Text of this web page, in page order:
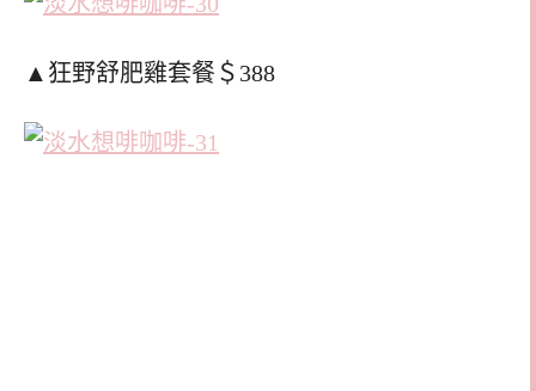
▲狂野舒肥雞套餐＄388